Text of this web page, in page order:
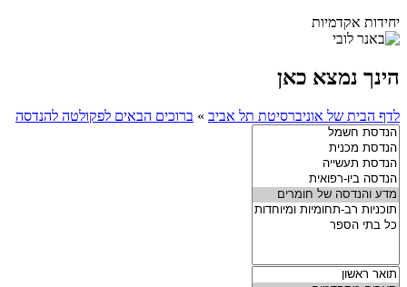
יחידות אקדמיות
הינך נמצא כאן
לדף הבית של אוניברסיטת תל אביב » ברוכים הבאים לפקולטה להנדסה